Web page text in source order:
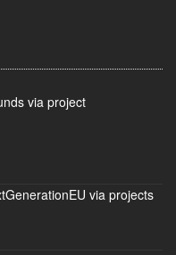
via project
via projects